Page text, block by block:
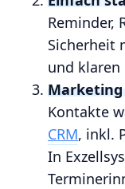
Reminder,
Sicherheit
und klaren
Marketing
Kontakte
CRM, inkl.
In